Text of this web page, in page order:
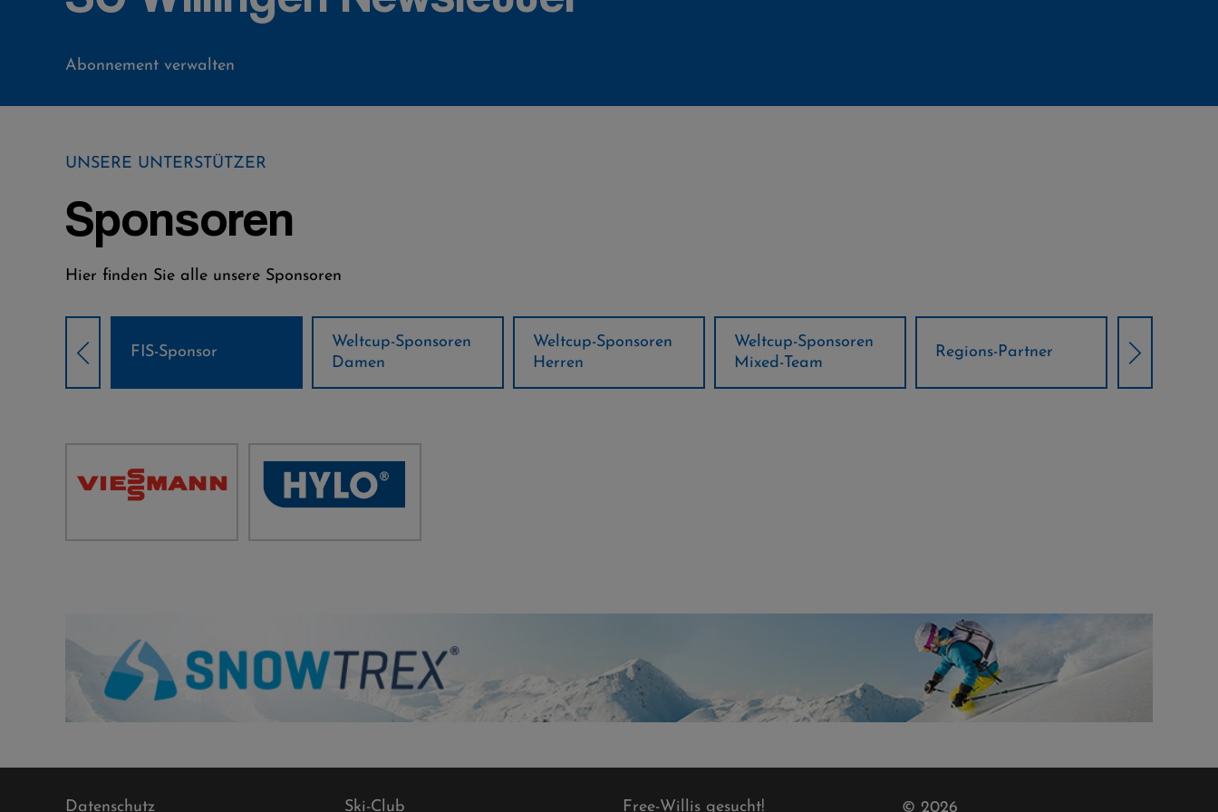
Abonnement verwalten
UNSERE UNTERSTÜTZER
Sponsoren
Hier finden Sie alle unsere Sponsoren
Weltcup-Sponsoren
Damen
Weltcup-Sponsoren
Herren
Weltcup-Sponsoren
Mixed-Team
Regions-Partner
Örtliche Weltcup-
Partner
Klima
Datenschutz Ski-Club Free-Willis gesucht! © 2026